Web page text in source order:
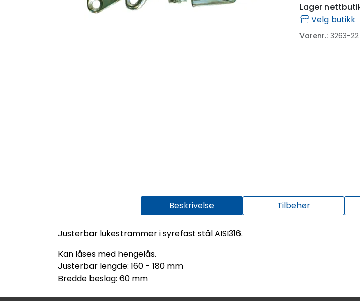
Lager
Velg butikk
Varenr.: 3263-22
Beskrivelse Tilbehør
Justerbar lukestrammer i syrefast stål AISI316.
Kan låses med hengelås.
Justerbar lengde: 160 - 180 mm
Bredde beslag: 60 mm